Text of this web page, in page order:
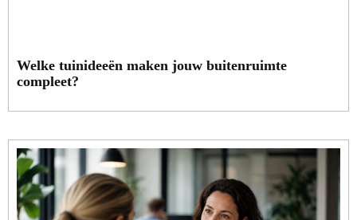
Welke tuinideeën maken jouw buitenruimte
compleet?